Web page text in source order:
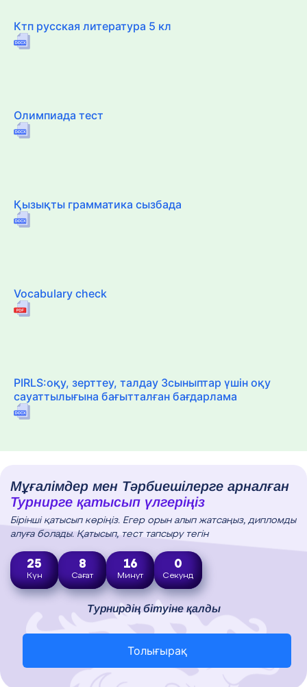
Ктп русская литература 5 кл
Олимпиада тест
Қызықты грамматика сызбада
Vocabulary check
PIRLS:оқу, зерттеу, талдау 3сыныптар үшін оқу
сауаттылығына бағытталған бағдарлама
Мұғалімдер мен Тәрбиешілерге арналған
Турнирге қатысып үлгеріңіз
Бірінші қатысып көріңіз. Егер орын алып жатсаңыз, дипломды
алуға болады. Қатысып, тест тапсыру тегін
25
Күн
8
Сағат
15
Минут
59
Секунд
Турнирдің бітуіне қалды
Толығырақ